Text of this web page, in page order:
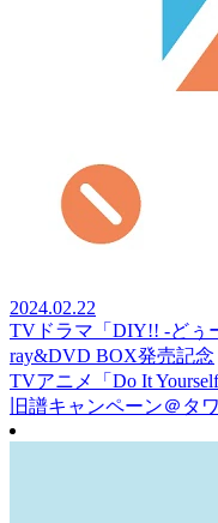
2024.02.22
TVドラマ「DIY!! -どぅ
ray&DVD BOX発売記念
TVアニメ「Do It
旧譜キャンペーン＠タ